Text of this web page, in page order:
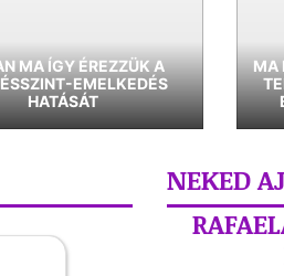
MA ÍGY ÉREZZÜK A
EMELKEDÉS
HATÁSÁT
MA
NEKED